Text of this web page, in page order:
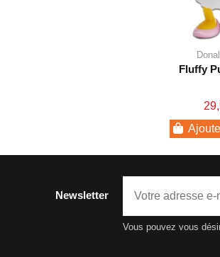
Fluffy
Newsletter
Vous pouvez vous